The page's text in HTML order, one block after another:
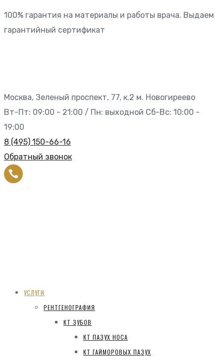
100% гарантия на материалы и работы врача. Выдаем
гарантийный сертификат
Москва, Зеленый проспект, 77, к.2 м. Новогиреево
Вт-Пт: 09:00 - 21:00 / Пн: выходной Сб-Вс: 10:00 -
19:00
8 (495) 150-66-16
Обратный звонок
УСЛУГИ
РЕНТГЕНОГРАФИЯ
КТ ЗУБОВ
КТ ПАЗУХ НОСА
КТ ГАЙМОРОВЫХ ПАЗУХ